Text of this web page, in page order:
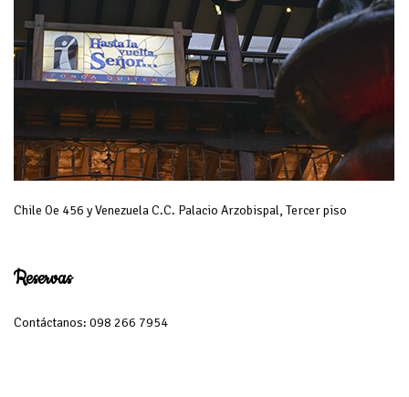
Chile Oe 456 y Venezuela C.C. Palacio Arzobispal, Tercer piso
Reservas
Contáctanos: 098 266 7954